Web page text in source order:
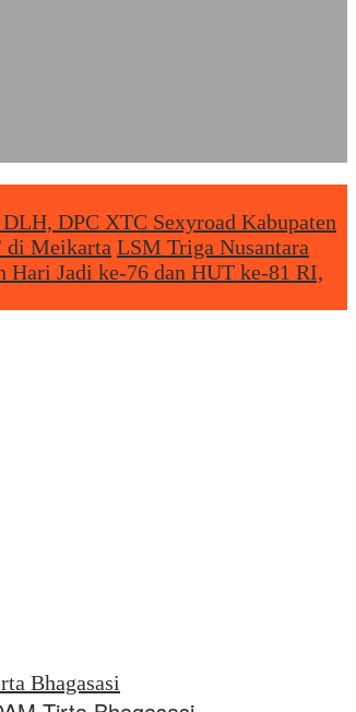
DPC XTC Sexyroad Kabupaten
di Meikarta LSM Triga Nusantara
Hari Jadi ke-76 dan HUT ke-81 RI,